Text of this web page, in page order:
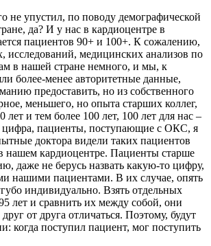
не упустил, по поводу демографической
да? И у нас в кардиоцентре в
пациентов 90+ и 100+. К сожалению,
исследований, медицинских анализов по
в нашей стране немного, и мы, к
более-менее авторитетные данные,
предоставить, но из собственного
меньшего, но опыта старших коллег,
лет и тем более 100 лет, 100 лет для нас –
цифра, пациенты, поступающие с ОКС, я
доктора видели таких пациентов
нашем кардиоцентре. Пациенты старше
даже не берусь назвать какую-то цифру,
нашими пациентами. В их случае, опять
индивидуально. Взять отдельных
лет и сравнить их между собой, они
от друга отличаться. Поэтому, будут
когда поступил пациент, мог поступить